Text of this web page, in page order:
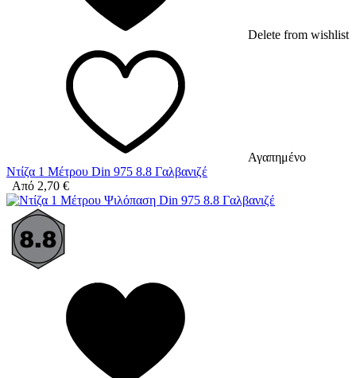
Delete from wishlist
Αγαπημένο
Ντίζα 1 Μέτρου Din 975 8.8 Γαλβανιζέ
Από 2,70 €